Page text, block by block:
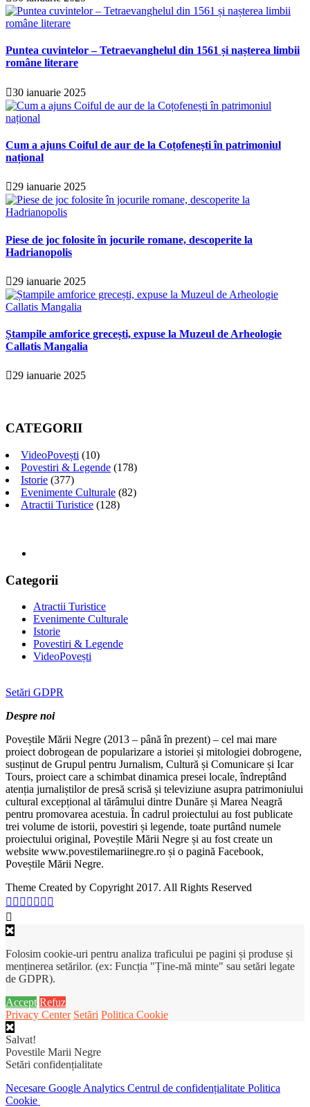
Puntea cuvintelor – Tetraevanghelul din 1561 și nașterea limbii
române literare
30 ianuarie 2025
Cum a ajuns Coiful de aur de la Coțofenești în patrimoniul
național
29 ianuarie 2025
Piese de joc folosite în jocurile romane, descoperite la
Hadrianopolis
29 ianuarie 2025
Ștampile amforice grecești, expuse la Muzeul de Arheologie
Callatis Mangalia
29 ianuarie 2025
CATEGORII
VideoPovești (10)
Povestiri & Legende (178)
Istorie (377)
Evenimente Culturale (82)
Atractii Turistice (128)
Categorii
Atractii Turistice
Evenimente Culturale
Istorie
Povestiri & Legende
VideoPovești
Setări GDPR
Despre noi
Poveștile Mării Negre (2013 – până în prezent) – cel mai mare
proiect dobrogean de popularizare a istoriei și mitologiei dobrogene,
susținut de Grupul pentru Jurnalism, Cultură și Comunicare și Icar
Tours, proiect care a schimbat dinamica presei locale, îndreptând
atenția jurnaliștilor de presă scrisă și televiziune asupra patrimoniului
cultural excepțional al tărâmului dintre Dunăre și Marea Neagră
pentru promovarea acestuia. În cadrul proiectului au fost publicate
trei volume de istorii, povestiri și legende, toate purtând numele
proiectului original, Poveștile Mării Negre și au fost create un
website www.povestilemariinegre.ro și o pagină Facebook,
Poveștile Mării Negre.
Theme Created by Copyright 2017. All Rights Reserved
Folosim cookie-uri pentru analiza traficului pe pagini și produse și
menținerea setărilor. (ex: Funcția "Ține-mă minte" sau setări legate
de GDPR).
Accept Refuz
Privacy Center Setări Politica Cookie
Salvat!
Povestile Marii Negre
Setări confidențialitate
Necesare Google Analytics Centrul de confidențialitate Politica
Cookie